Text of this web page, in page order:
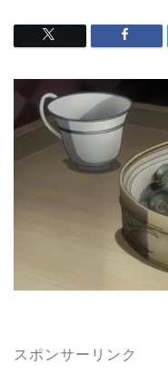
スポンサーリンク